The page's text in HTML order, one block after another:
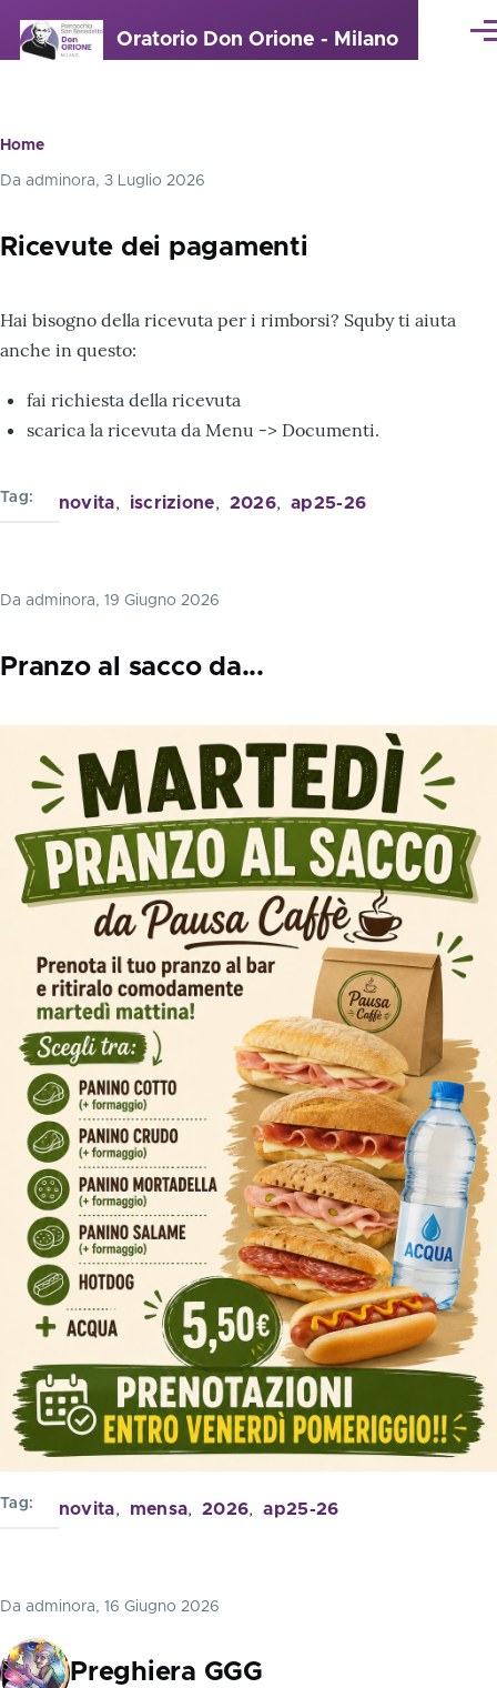
Oratorio Don Orione - Milano
Briciole
di
pane
Home
Da adminora, 3 Luglio 2026
Ricevute dei pagamenti
Hai bisogno della ricevuta per i rimborsi? Squby ti aiuta
anche in questo:
fai richiesta della ricevuta
scarica la ricevuta da Menu -> Documenti.
Tag novita iscrizione 2026 ap25-26
Da adminora, 19 Giugno 2026
Pranzo al sacco da...
Tag novita mensa 2026 ap25-26
Da adminora, 16 Giugno 2026
Preghiera GGG